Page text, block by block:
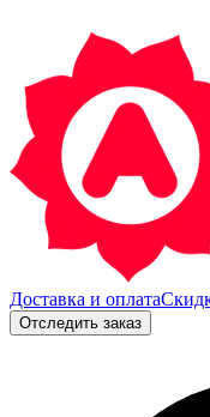
Доставка и оплата
Отследить заказ